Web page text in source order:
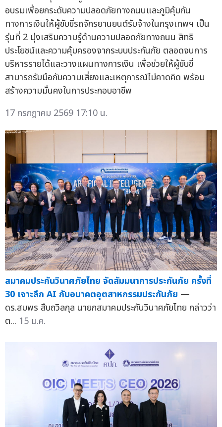
อบรมเพื่อยกระดับความปลอดภัยทางถนนและภูมิคุ้มกัน
ทางการเงินให้ผู้ขับขี่รถจักรยานยนต์รับจ้างในกรุงเทพฯ เป็น
รุ่นที่ 2 มุ่งเสริมความรู้ด้านความปลอดภัยทางถนน สิทธิ
ประโยชน์และความคุ้มครองจากระบบประกันภัย ตลอดจนการ
บริหารรายได้และวางแผนทางการเงิน เพื่อช่วยให้ผู้ขับขี่
สามารถรับมือกับความเสี่ยงและเหตุการณ์ไม่คาดคิด พร้อม
สร้างความมั่นคงในการประกอบอาชีพ
17 กรกฎาคม 2569 17:10 น.
สมาคมประกันวินาศภัยไทย จัดสัมมนาการประกันภัย ครั้งที่
30 เจาะลึก AI กับอนาคตอุตสาหกรรมประกันภัย —
ดร.สมพร สืบถวิลกุล นายกสมาคมประกันวินาศภัยไทย กล่าวว่า
ต... 15 ม.ค.